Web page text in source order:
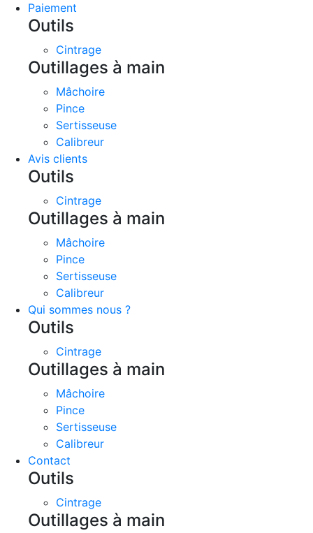
Paiement
Outils
Cintrage
Outillages à main
Mâchoire
Pince
Sertisseuse
Calibreur
Avis clients
Outils
Cintrage
Outillages à main
Mâchoire
Pince
Sertisseuse
Calibreur
Qui sommes nous ?
Outils
Cintrage
Outillages à main
Mâchoire
Pince
Sertisseuse
Calibreur
Contact
Outils
Cintrage
Outillages à main